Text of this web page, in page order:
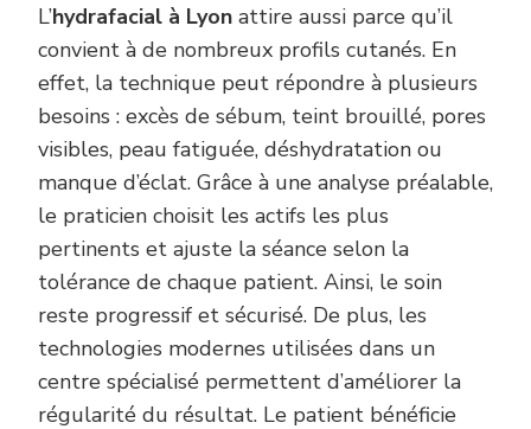
L’hydrafacial à Lyon attire aussi parce qu’il
convient à de nombreux profils cutanés. En
effet, la technique peut répondre à plusieurs
besoins : excès de sébum, teint brouillé, pores
visibles, peau fatiguée, déshydratation ou
manque d’éclat. Grâce à une analyse préalable,
le praticien choisit les actifs les plus
pertinents et ajuste la séance selon la
tolérance de chaque patient. Ainsi, le soin
reste progressif et sécurisé. De plus, les
technologies modernes utilisées dans un
centre spécialisé permettent d’améliorer la
régularité du résultat. Le patient bénéficie